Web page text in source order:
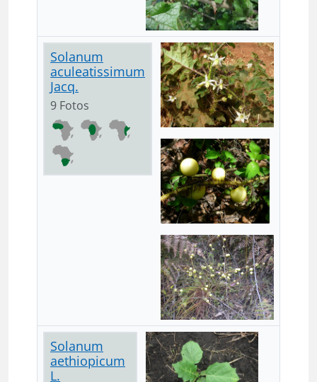
Solanum
aculeatissimum
Jacq.
9 Fotos
Solanum
aethiopicum
L.